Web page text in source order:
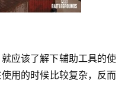
应该了解下辅助工具的使
用的时候比较复杂，反而